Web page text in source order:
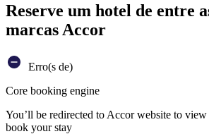
Reserve um hotel de entre
marcas Accor
Erro(s de)
Core booking engine
You’ll be redirected to Accor website to
book your stay